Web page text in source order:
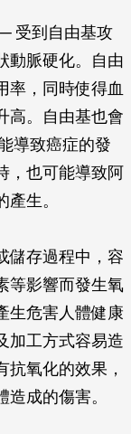
受到自由基攻
動脈硬化。自由
率，同時使得血
高。自由基也會
導致癌症的發
，也可能導致阿
生。
儲存過程中，容
等影響而發生氧
生危害人體健康
加工方式容易造
抗氧化的效果，
成的傷害。